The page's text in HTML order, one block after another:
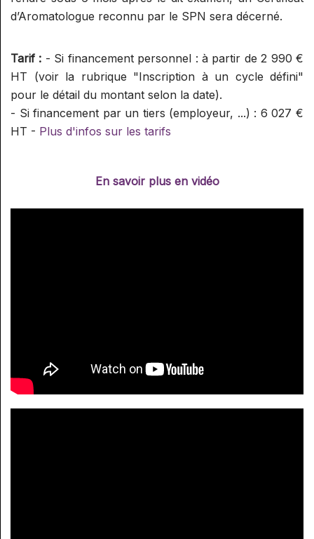
d’Aromatologue reconnu par le SPN sera décerné.
Tarif : - Si financement personnel : à partir de 2 990 €
HT (voir la rubrique "Inscription à un cycle défini"
pour le détail du montant selon la date).
- Si financement par un tiers (employeur, ...) : 6 027 €
HT - Plus d'infos sur les tarifs
En savoir plus en vidéo